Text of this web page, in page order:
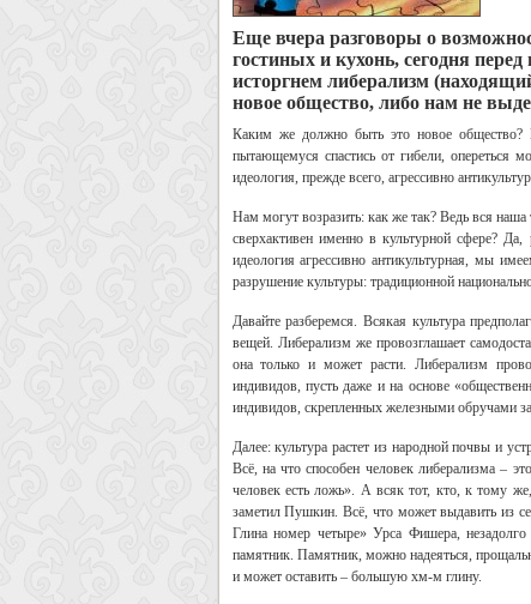
Еще вчера разговоры о
гостиных и кухонь, сегодня
исторгнем либерализм
новое общество, либо нам не
Каким же должно быть это новое общество?
пытающемуся спастись от гибели, опереться
идеология, прежде всего, агрессивно
Нам могут возразить: как же так? Ведь вся
сверхактивен именно в культурной сфере?
идеология агрессивно антикультурная, мы
разрушение культуры: традиционной
Давайте разберемся. Всякая культура
вещей. Либерализм же провозглашает
она только и может расти. Либерализм
индивидов, пусть даже и на основе
индивидов, скрепленных железными обручами
Далее: культура растет из народной почвы и
Всё, на что способен человек либерализма –
человек есть ложь». А всяк тот, кто, к тому
заметил Пушкин. Всё, что может выдавить из
Глина номер четыре» Урса Фишера,
памятник. Памятник, можно надеяться,
и может оставить – большую хм-м глину.